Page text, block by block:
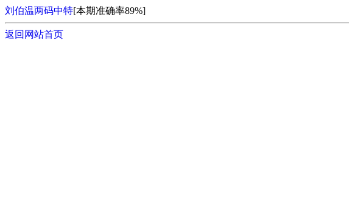
刘伯温两码中特[本期准确率89%]
返回网站首页